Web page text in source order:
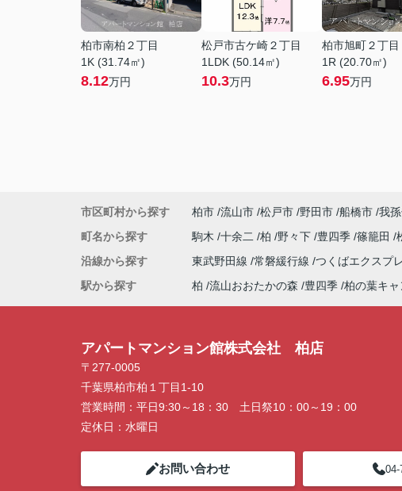
柏市南柏２丁目
1K (31.74㎡)
8.12万円
松戸市古ケ崎２丁目
1LDK (50.14㎡)
10.3万円
柏市旭町２丁目
1R (20.70㎡)
6.95万円
市区町村から探す 柏市 流山市 松戸市 野田市 船橋市 我
町名から探す
駒木 十余二 柏 野々下 豊四季 篠籠田
沿線から探す
東武野田線 常磐緩行線 つくばエクスプ
駅から探す
柏 流山おおたかの森 豊四季 柏の葉キャ
アパートマンション館株式会社 柏店
〒277-0005
千葉県柏市柏１丁目1-10
営業時間： 平日9:30～18：30 土日祭10：00～19：00
定休日： 水曜日
お問い合わせ 04-